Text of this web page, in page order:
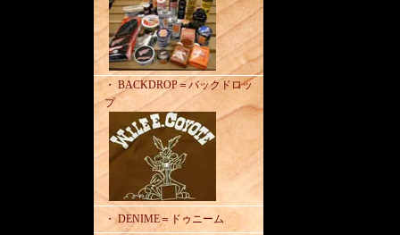
・ BACKDROP＝バックドロッ
プ
・ DENIME＝ドゥニーム